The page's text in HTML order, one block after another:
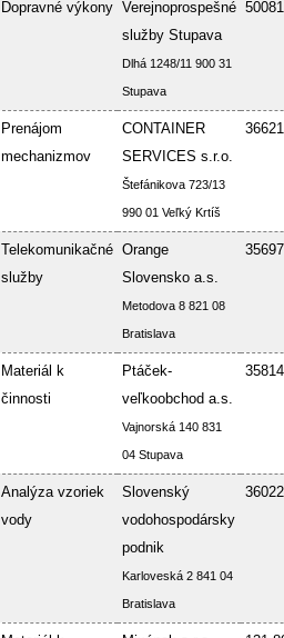
Dopravné výkony Verejnoprospešné
služby Stupava
Dlhá 1248/11 900 31
Stupava
Prenájom
mechanizmov
CONTAINER
SERVICES s.r.o.
Štefánikova 723/13
990 01 Veľký Krtíš
Telekomunikačné
služby
Orange
Slovensko a.s.
Metodova 8 821 08
Bratislava
Materiál k
činnosti
Ptáček-
veľkoobchod a.s.
Vajnorská 140 831
04 Stupava
Analýza vzoriek
vody
Slovenský
vodohospodársky
podnik
Karloveská 2 841 04
Bratislava